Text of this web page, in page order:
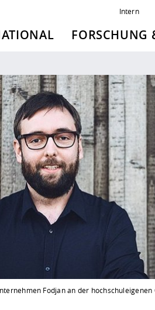
Intern
FORSCHUNG
Fodjan an der hochschuleigenen